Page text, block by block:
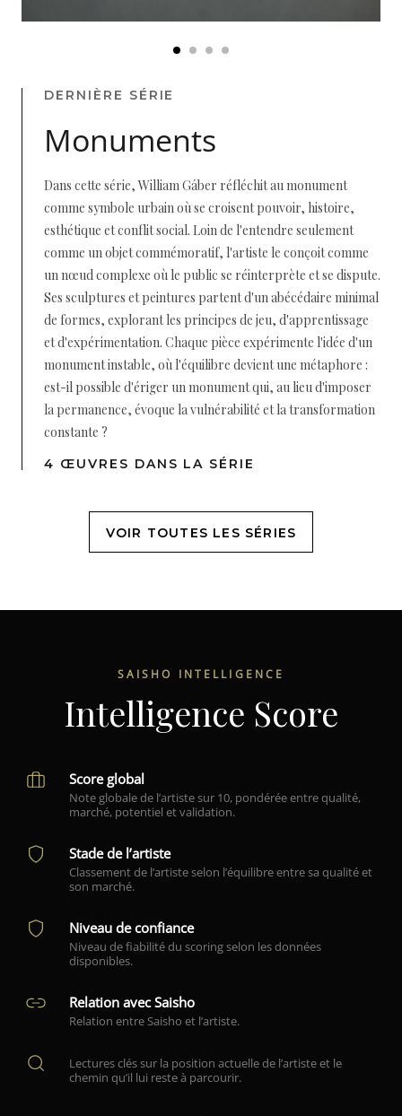
DERNIÈRE SÉRIE
Monuments
Dans cette série, William Gáber réfléchit au monument
comme symbole urbain où se croisent pouvoir, histoire,
esthétique et conflit social. Loin de l'entendre seulement
comme un objet commémoratif, l'artiste le conçoit comme
un nœud complexe où le public se réinterprète et se dispute.
Ses sculptures et peintures partent d'un abécédaire minimal
de formes, explorant les principes de jeu, d'apprentissage
et d'expérimentation. Chaque pièce expérimente l'idée d'un
monument instable, où l'équilibre devient une métaphore :
est-il possible d'ériger un monument qui, au lieu d'imposer
la permanence, évoque la vulnérabilité et la transformation
constante ?
4 ŒUVRES DANS LA SÉRIE
VOIR TOUTES LES SÉRIES
SAISHO INTELLIGENCE
Intelligence Score
Score global
Note globale de l’artiste sur 10, pondérée entre qualité,
marché, potentiel et validation.
Stade de l’artiste
Classement de l’artiste selon l’équilibre entre sa qualité et
son marché.
Niveau de confiance
Niveau de fiabilité du scoring selon les données
disponibles.
Relation avec Saisho
Relation entre Saisho et l’artiste.
Lectures clés sur la position actuelle de l’artiste et le
chemin qu’il lui reste à parcourir.